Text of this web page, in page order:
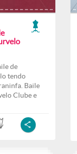
de
tendo
Baile
Clube e